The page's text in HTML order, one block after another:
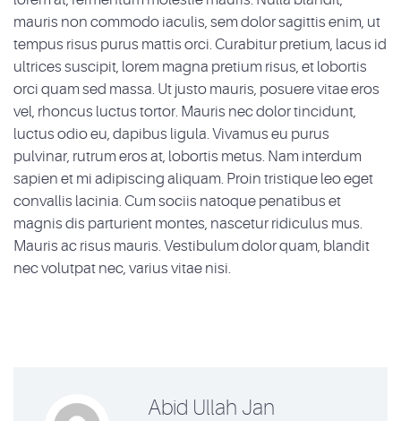
mauris non commodo iaculis, sem dolor sagittis enim, ut
tempus risus purus mattis orci. Curabitur pretium, lacus id
ultrices suscipit, lorem magna pretium risus, et lobortis
orci quam sed massa. Ut justo mauris, posuere vitae eros
vel, rhoncus luctus tortor. Mauris nec dolor tincidunt,
luctus odio eu, dapibus ligula. Vivamus eu purus
pulvinar, rutrum eros at, lobortis metus. Nam interdum
sapien et mi adipiscing aliquam. Proin tristique leo eget
convallis lacinia. Cum sociis natoque penatibus et
magnis dis parturient montes, nascetur ridiculus mus.
Mauris ac risus mauris. Vestibulum dolor quam, blandit
nec volutpat nec, varius vitae nisi.
Abid Ullah Jan